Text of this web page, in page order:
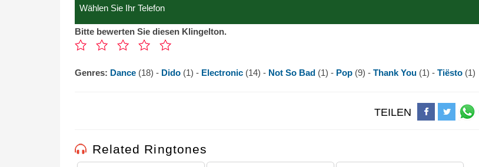
Bitte bewerten Sie diesen Klingelton.
Genres: Dance (18) - Dido (1) - Electronic (14) - Not So Bad (1) - Pop (9) - Thank You (1) - Tiësto (1)
TEILEN
Related Ringtones